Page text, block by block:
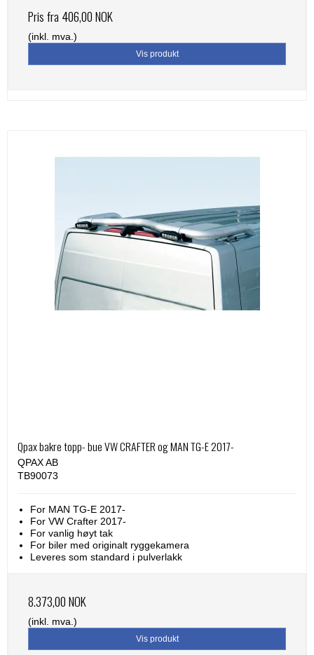
Pris fra 406,00 NOK
(inkl. mva.)
Vis produkt
Qpax bakre topp- bue VW CRAFTER og MAN TG-E 2017-
QPAX AB
TB90073
For MAN TG-E 2017-
For VW Crafter 2017-
For vanlig høyt tak
For biler med originalt ryggekamera
Leveres som standard i pulverlakk
8.373,00 NOK
(inkl. mva.)
Vis produkt